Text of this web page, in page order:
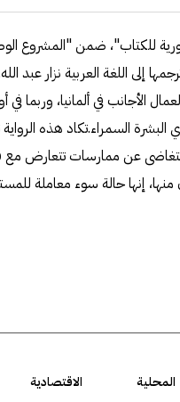
للكتاب"، ضمن "المشروع
إلى اللغة العربية نزار عبد
الأجانب في ألمانيا، وربما
البشرة السمراء.تكاد هذه
عن ممارسات تتعارض مع
إنها حالة سوء معاملة
المحلية الاقتصادية